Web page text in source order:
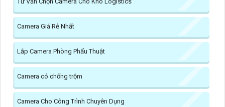
Camera Giá Rẻ Nhất
Lắp Camera Phòng Phẩu Thuật
Camera có chống trộm
Camera Cho Công Trình Chuyên Dụng